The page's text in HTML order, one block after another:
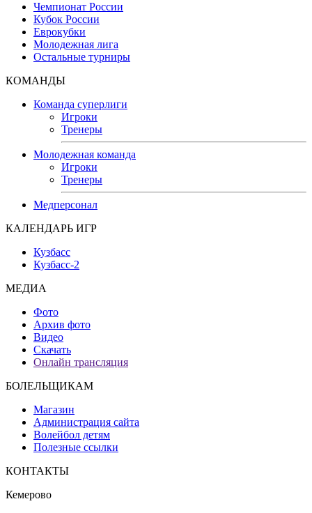
Чемпионат России
Кубок России
Еврокубки
Молодежная лига
Остальные турниры
КОМАНДЫ
Команда суперлиги
Игроки
Тренеры
Молодежная команда
Игроки
Тренеры
Медперсонал
КАЛЕНДАРЬ ИГР
Кузбасс
Кузбасс-2
МЕДИА
Фото
Архив фото
Видео
Скачать
Онлайн трансляция
БОЛЕЛЬЩИКАМ
Магазин
Администрация сайта
Волейбол детям
Полезные ссылки
КОНТАКТЫ
Кемерово